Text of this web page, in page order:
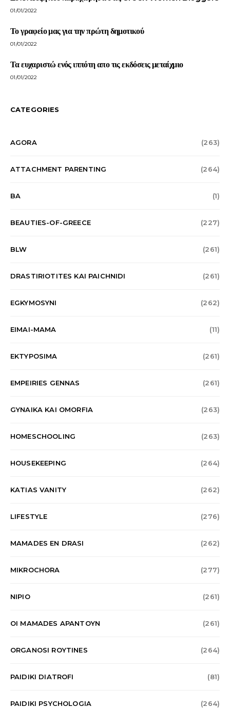
01/01/2022
Το γραφείο μας για την πρώτη δημοτικού
01/01/2022
Τα ευχαριστώ ενός ιππότη απο τις εκδόσεις μεταίχμιο
01/01/2022
CATEGORIES
AGORA (263)
ATTACHMENT PARENTING (264)
BA (1)
BEAUTIES-OF-GREECE (227)
BLW (261)
DRASTIRIOTITES KAI PAICHNIDI (261)
EGKYMOSYNI (262)
EIMAI-MAMA (11)
EKTYPOSIMA (261)
EMPEIRIES GENNAS (261)
GYNAIKA KAI OMORFIA (263)
HOMESCHOOLING (263)
HOUSEKEEPING (264)
KATIAS VANITY (262)
LIFESTYLE (276)
MAMADES EN DRASI (262)
MIKROCHORA (277)
NIPIO (261)
OI MAMADES APANTOYN (261)
ORGANOSI ROYTINES (264)
PAIDIKI DIATROFI (81)
PAIDIKI PSYCHOLOGIA (264)